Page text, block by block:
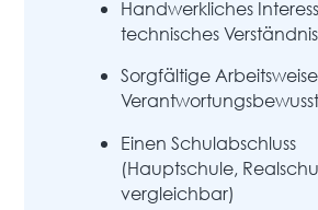
Handwerkliches
technisches Verständnis
Sorgfältige
Einen Schulabschluss
(Hauptschule,
vergleichbar)